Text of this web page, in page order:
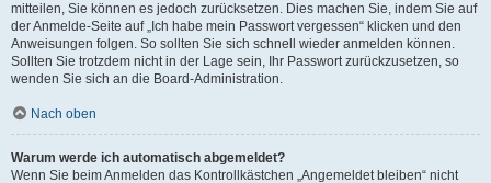
mitteilen, Sie können es jedoch zurücksetzen. Dies machen Sie, indem Sie auf
der Anmelde-Seite auf „Ich habe mein Passwort vergessen“ klicken und den
Anweisungen folgen. So sollten Sie sich schnell wieder anmelden können.
Sollten Sie trotzdem nicht in der Lage sein, Ihr Passwort zurückzusetzen, so
wenden Sie sich an die Board-Administration.
Nach oben
Warum werde ich automatisch abgemeldet?
Wenn Sie beim Anmelden das Kontrollkästchen „Angemeldet bleiben“ nicht